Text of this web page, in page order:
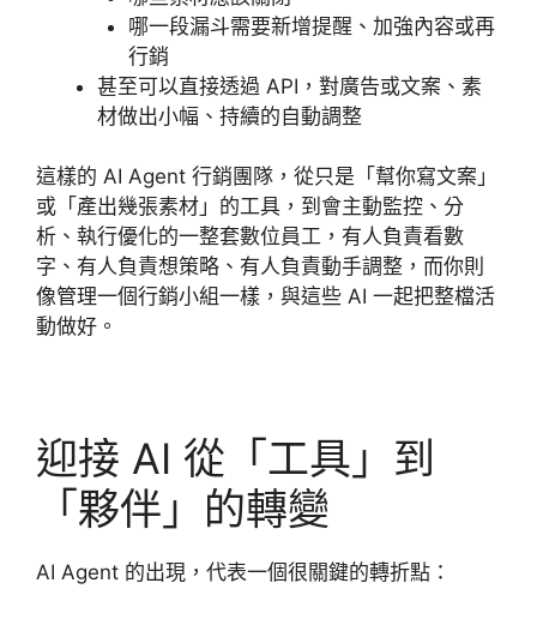
哪一段漏斗需要新增提醒、加強內容或再
行銷
甚至可以直接透過 API，對廣告或文案、素
材做出小幅、持續的自動調整
這樣的 AI Agent 行銷團隊，從只是「幫你寫文案」
或「產出幾張素材」的工具，到會主動監控、分
析、執行優化的一整套數位員工，有人負責看數
字、有人負責想策略、有人負責動手調整，而你則
像管理一個行銷小組一樣，與這些 AI 一起把整檔活
動做好。
迎接 AI 從「工具」到
「夥伴」的轉變
AI Agent 的出現，代表一個很關鍵的轉折點：